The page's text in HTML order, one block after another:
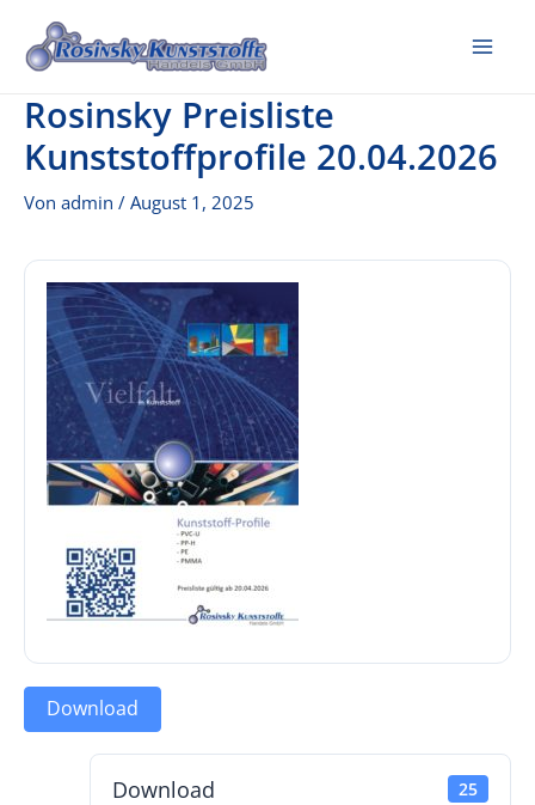
Inhalt
Rosinsky Preisliste
Kunststoffprofile 20.04.2026
Von admin / August 1, 2025
Download
Download 25